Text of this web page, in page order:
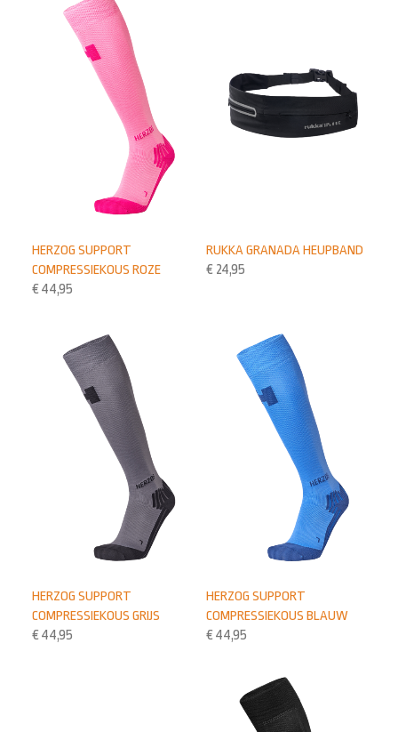
RUKKA GRANADA HEUPBAND
€ 24,95
HERZOG SUPPORT
COMPRESSIEKOUS ROZE
€ 44,95
HERZOG SUPPORT
COMPRESSIEKOUS BLAUW
€ 44,95
HERZOG SUPPORT
COMPRESSIEKOUS GRIJS
€ 44,95